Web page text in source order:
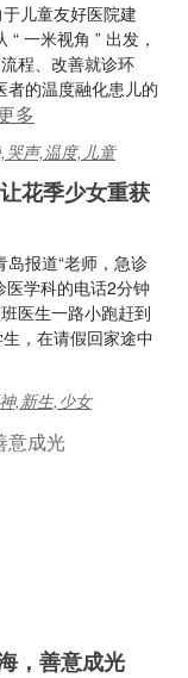
儿童友好医院建
一米视角 ” 出发，
程、改善就诊环
者的温度融化患儿的
多
哭声,温度,儿童
花季少女重获
报道“老师，急诊
学科的电话2分钟
医生一路小跑赶到
，在请假回家途中
,新生,少女
，善意成光